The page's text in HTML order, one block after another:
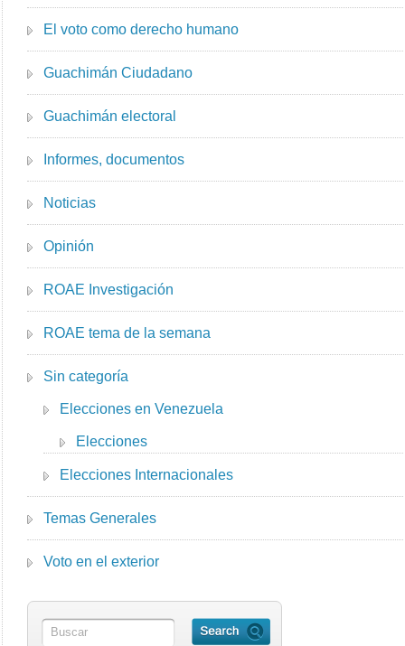
El voto como derecho humano
Guachimán Ciudadano
Guachimán electoral
Informes, documentos
Noticias
Opinión
ROAE Investigación
ROAE tema de la semana
Sin categoría
Elecciones en Venezuela
Elecciones
Elecciones Internacionales
Temas Generales
Voto en el exterior